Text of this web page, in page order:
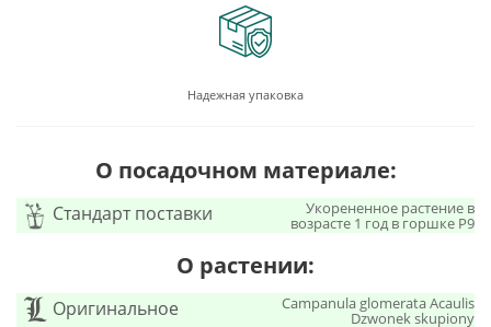
Надежная упаковка
О посадочном материале:
Стандарт поставки Укорененное растение в
возрасте 1 год в горшке P9
О растении:
Оригинальное
Campanula glomerata Acaulis
Dzwonek skupiony